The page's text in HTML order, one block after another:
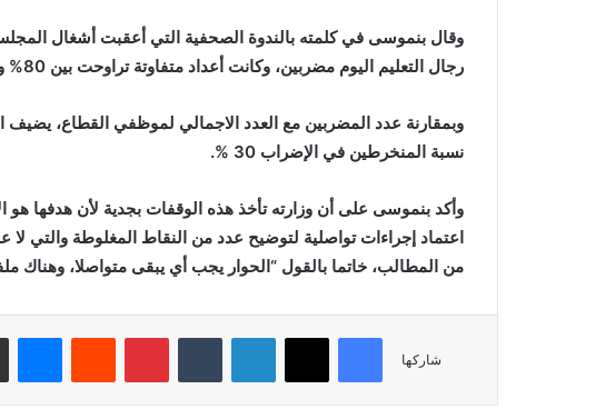
رجال التعليم اليوم مضربين، وكانت أعداد متفاوتة تراوحت بين 80% و100% ففترات مختلفة.”
نسبة المنخرطين في الإضراب 30 %.
وأكد بنموسى على أن وزارته تأخذ هذه الوقفات بجدية لأن هدفها هو
اعتماد إجراءات تواصلية لتوضيح عدد من النقاط المغلوطة والتي لا
من المطالب، خاتما بالقول “الحوار يجب أي يبقى متواصلا، وهناك
شاركها
فيسبوك X لينكدإن بينتيريست